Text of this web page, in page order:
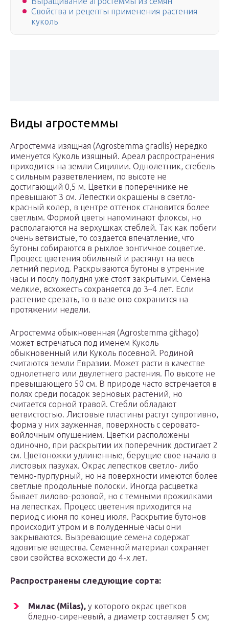
Свойства и рецепты применения растения
куколь
Виды агростеммы
Агростемма изящная (Agrostemma gracilis) нередко
именуется Куколь изящный. Ареал распространения
приходится на земли Сицилии. Однолетник, стебель
с сильным разветвлением, по высоте не
достигающий 0,5 м. Цветки в поперечнике не
превышают 3 см. Лепестки окрашены в светло-
красный колер, в центре оттенок становится более
светлым. Формой цветы напоминают флоксы, но
располагаются на верхушках стеблей. Так как побеги
очень ветвистые, то создается впечатление, что
бутоны собираются в рыхлое зонтичное соцветие.
Процесс цветения обильный и растянут на весь
летний период. Раскрываются бутоны в утренние
часы и послу полудня уже стоят закрытыми. Семена
мелкие, всхожесть сохраняется до 3–4 лет. Если
растение срезать, то в вазе оно сохранится на
протяжении недели.
Агростемма обыкновенная (Agrostemma githago)
может встречаться под именем Куколь
обыкновенный или Куколь посевной. Родиной
считаются земли Евразии. Может расти в качестве
однолетнего или двулетнего растения. По высоте не
превышающего 50 см. В природе часто встречается в
полях среди посадок зерновых растений, но
считается сорной травой. Стебли обладают
ветвистостью. Листовые пластины растут супротивно,
форма у них зауженная, поверхность с серовато-
войлочным опушением. Цветки расположены
одиночно, при раскрытии их поперечник достигает 2
см. Цветоножки удлиненные, берущие свое начало в
листовых пазухах. Окрас лепестков светло- либо
темно-пурпурный, но на поверхности имеются более
светлые продольные полоски. Иногда расцветка
бывает лилово-розовой, но с темными прожилками
на лепестках. Процесс цветения приходится на
период с июня по конец июля. Раскрытие бутонов
происходит утром и в полуденные часы они
закрываются. Вызревающие семена содержат
ядовитые вещества. Семенной материал сохраняет
свои свойства всхожести до 4-х лет.
Распространены следующие сорта:
Милас (Milas), у которого окрас цветков
бледно-сиреневый, а диаметр составляет 5 см;